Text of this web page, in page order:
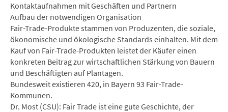
Kontaktaufnahmen mit Geschäften und Partnern
Aufbau der notwendigen Organisation
Fair-Trade-Produkte stammen von Produzenten, die soziale,
ökonomische und ökologische Standards einhalten. Mit dem
Kauf von Fair-Trade-Produkten leistet der Käufer einen
konkreten Beitrag zur wirtschaftlichen Stärkung von Bauern
und Beschäftigten auf Plantagen.
Bundesweit existieren 420, in Bayern 93 Fair-Trade-
Kommunen.
Dr. Most (CSU): Fair Trade ist eine gute Geschichte, der